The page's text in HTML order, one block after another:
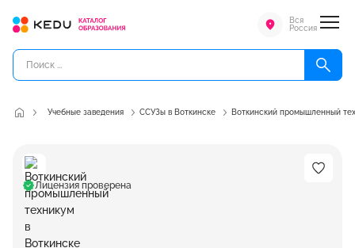
Вся
Россия
Учебные заведения ССУЗы в Воткинске Воткинский промышленный
Лицензия проверена